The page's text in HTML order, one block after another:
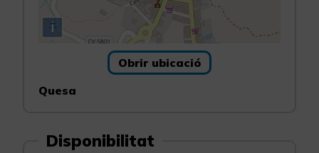
i
Obrir ubicació
Quesa
Disponibilitat